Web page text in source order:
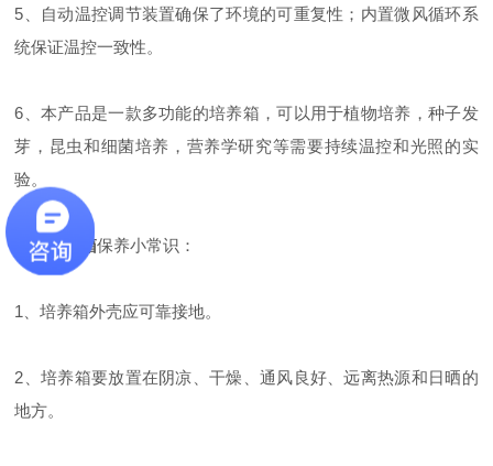
5、自动温控调节装置确保了环境的可重复性；内置微风循环系
统保证温控一致性。
6、本产品是一款多功能的培养箱，可以用于植物培养，种子发
芽，昆虫和细菌培养，营养学研究等需要持续温控和光照的实
验。
光照培养箱保养小常识：
1、培养箱外壳应可靠接地。
2、培养箱要放置在阴凉、干燥、通风良好、远离热源和日晒的
地方。